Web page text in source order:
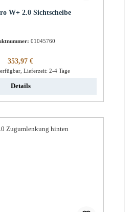
W+ 2.0 Sichtscheibe
01045760
Regulärer Preis:
353,97 €
Lieferzeit: 2-4 Tage
Details